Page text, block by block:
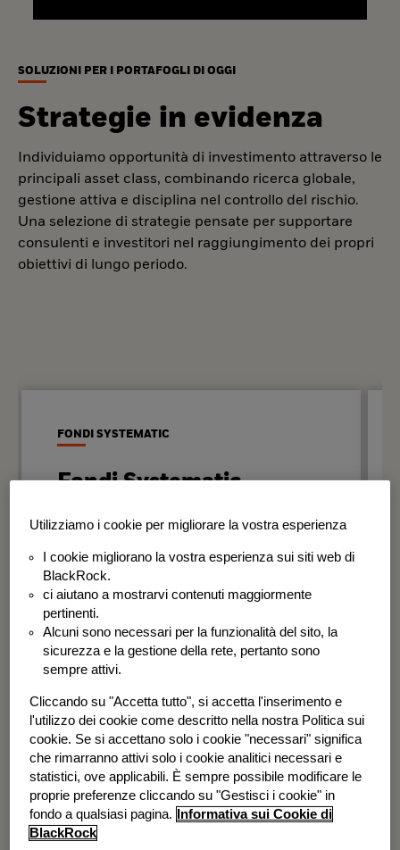
SOLUZIONI PER I PORTAFOGLI DI OGGI
Strategie in evidenza
Individuiamo opportunità di investimento attraverso le
principali asset class, combinando ricerca globale,
gestione attiva e disciplina nel controllo del rischio.
Una selezione di strategie pensate per supportare
consulenti e investitori nel raggiungimento dei propri
obiettivi di lungo periodo.
FONDI SYSTEMATIC
Fondi Systematic
Strategie quantitative basate sui dati
disciplinato e coerente nel tempo.
BSF Systematic World Equity Fund
BGF Systematic Global Equity High
Income Fund
Utilizziamo i cookie per migliorare la vostra esperienza
I cookie migliorano la vostra esperienza sui siti web di
BlackRock.
ci aiutano a mostrarvi contenuti maggiormente
pertinenti.
Alcuni sono necessari per la funzionalità del sito, la
sicurezza e la gestione della rete, pertanto sono
sempre attivi.
Cliccando su "Accetta tutto", si accetta l'inserimento e
l'utilizzo dei cookie come descritto nella nostra Politica sui
cookie. Se si accettano solo i cookie "necessari" significa
che rimarranno attivi solo i cookie analitici necessari e
statistici, ove applicabili. È sempre possibile modificare le
proprie preferenze cliccando su "Gestisci i cookie" in
fondo a qualsiasi pagina.
Informativa sui Cookie di
BlackRock